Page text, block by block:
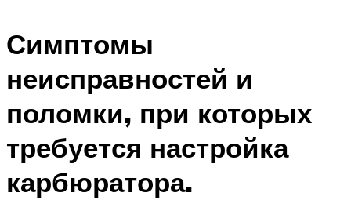
Симптомы
неисправностей и
поломки, при которых
требуется настройка
карбюратора.